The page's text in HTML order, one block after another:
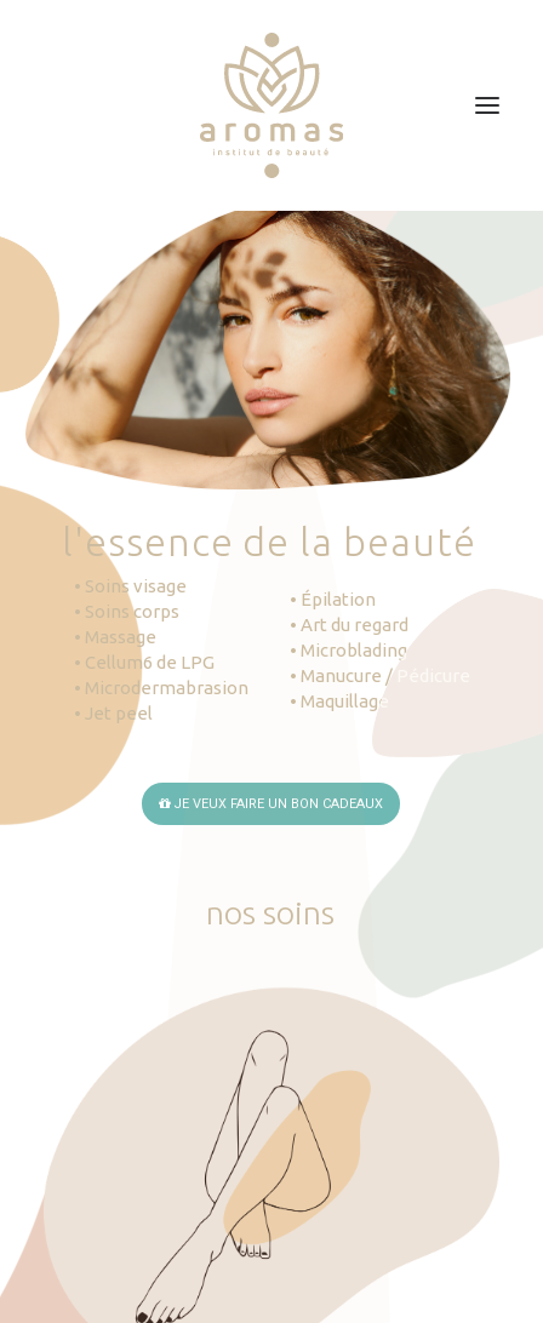
Soins
Je veux faire un bon cadeau
Plan d’accès
Prendre RDV
'essence de la beauté
• Soins visage
• Soins corps
• Massage
• Cellum6 de LPG
• Microdermabrasion
• Jet peel
• Épilation
• Art du regard
• Microblading
• Manucure / Pédicure
• Maquillage
JE VEUX FAIRE UN BON CADEAUX
nos soins